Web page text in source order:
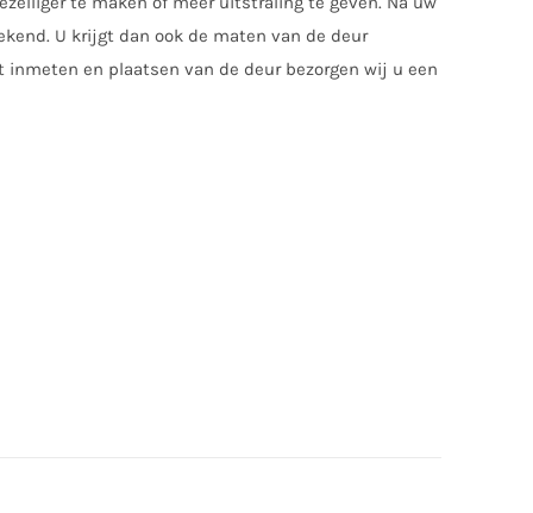
U krijgt dan ook de maten van de deur
en plaatsen van de deur bezorgen wij u een